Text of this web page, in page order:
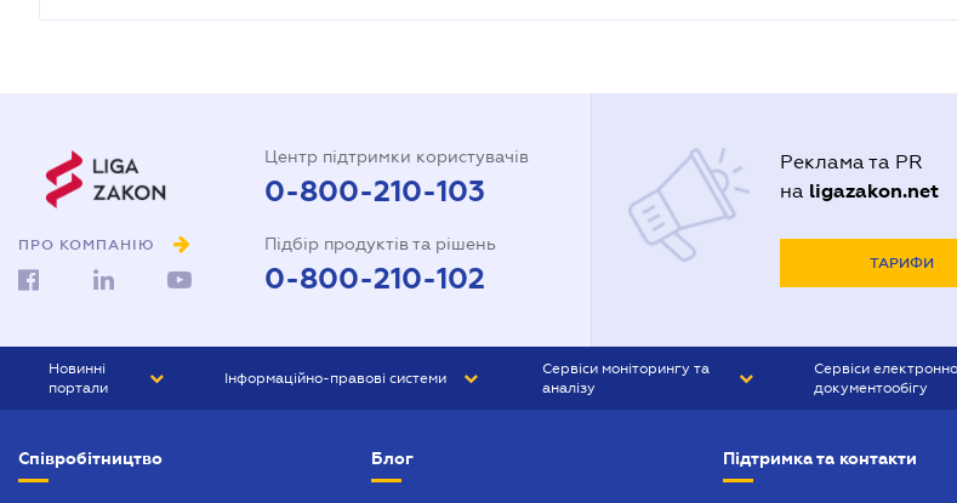
ПРО КОМПАНІЮ
Центр підтримки користувачів
0-800-210-103
Підбір продуктів та рішень
0-800-210-102
Реклама та PR
на ligazakon.net
ТАРИФИ
Новинні
портали
БІЗНЕС
Інформаційно-правові системи
Сервіси моніторингу та
аналізу
Сервіси
документообігу
Співробітництво Блог Підтримка та контакти